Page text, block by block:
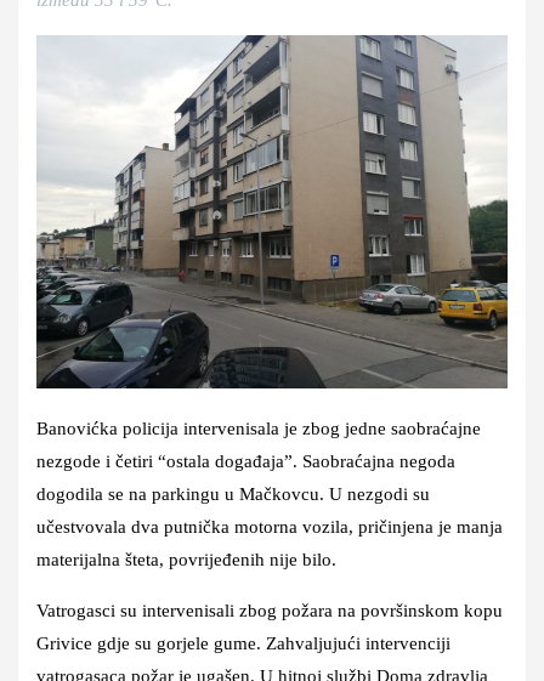
Banovićka policija intervenisala je zbog jedne saobraćajne
nezgode i četiri “ostala događaja”. Saobraćajna negoda
dogodila se na parkingu u Mačkovcu. U nezgodi su
učestvovala dva putnička motorna vozila, pričinjena je manja
materijalna šteta, povrijeđenih nije bilo.
Vatrogasci su intervenisali zbog požara na površinskom kopu
Grivice gdje su gorjele gume. Zahvaljujući intervenciji
vatrogasaca požar je ugašen. U hitnoj službi Doma zdravlja